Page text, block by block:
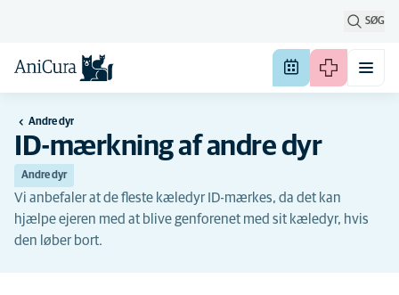
SØG
Andre dyr
ID-mærkning af andre dyr
Andre dyr
Vi anbefaler at de fleste kæledyr ID-mærkes, da det kan
hjælpe ejeren med at blive genforenet med sit kæledyr, hvis
den løber bort.